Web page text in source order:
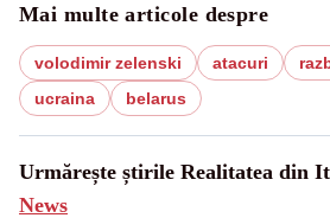
Mai multe articole despre
volodimir zelenski atacuri
ucraina
belarus
Urmărește știrile Realitatea din
News